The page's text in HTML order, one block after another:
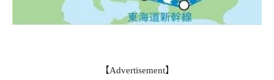
【Advertisement】